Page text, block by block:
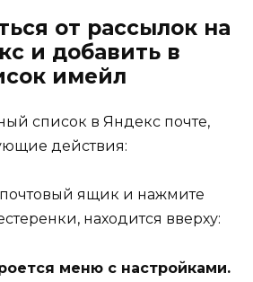
от рассылок на
и добавить в
имейл
список в Яндекс почте,
действия:
ящик и нажмите
находится вверху:
меню с настройками.